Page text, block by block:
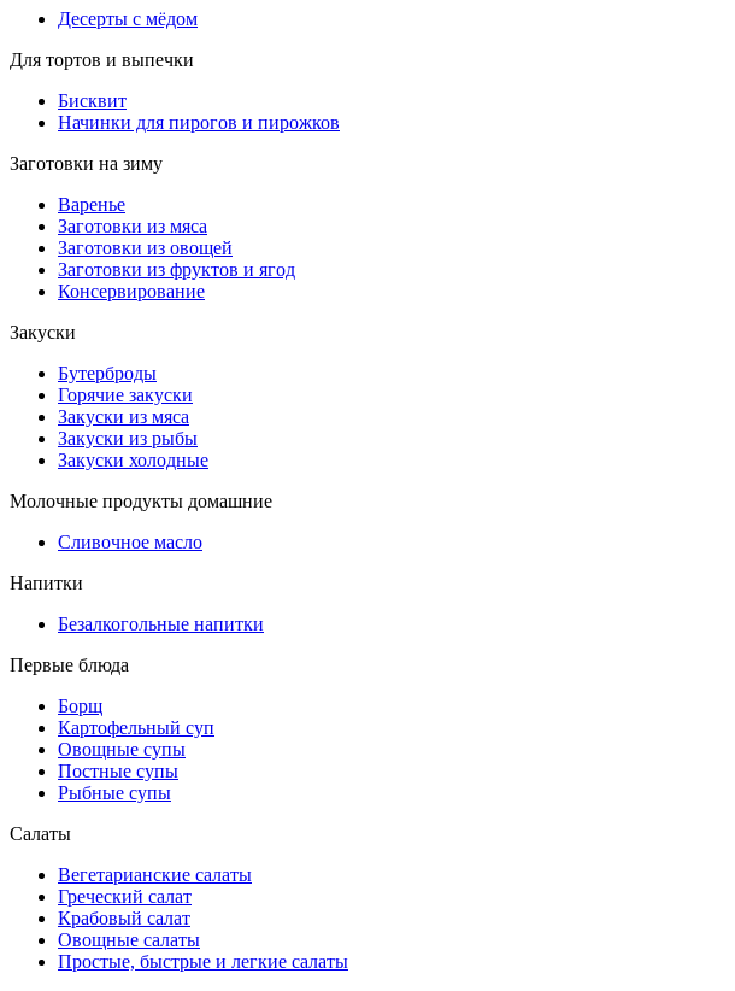
Десерты с мёдом
Для тортов и выпечки
Бисквит
Начинки для пирогов и пирожков
Заготовки на зиму
Варенье
Заготовки из мяса
Заготовки из овощей
Заготовки из фруктов и ягод
Консервирование
Закуски
Бутерброды
Горячие закуски
Закуски из мяса
Закуски из рыбы
Закуски холодные
Молочные продукты домашние
Сливочное масло
Напитки
Безалкогольные напитки
Первые блюда
Борщ
Картофельный суп
Овощные супы
Постные супы
Рыбные супы
Салаты
Вегетарианские салаты
Греческий салат
Крабовый салат
Овощные салаты
Простые, быстрые и легкие салаты